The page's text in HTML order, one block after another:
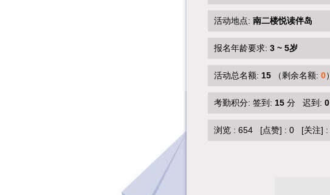
活动地点: 南二楼悦读伴岛
报名年龄要求: 3 ~ 5岁
活动总名额: 15 （剩余名额: 0）
考勤积分: 签到: 15 分 迟到: 0
浏览 : 654 [点赞] : 0 [关注] :